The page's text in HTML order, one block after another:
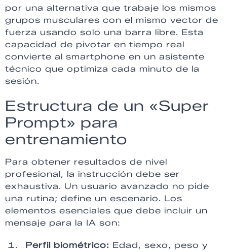
por una alternativa que trabaje los mismos
grupos musculares con el mismo vector de
fuerza usando solo una barra libre. Esta
capacidad de pivotar en tiempo real
convierte al smartphone en un asistente
técnico que optimiza cada minuto de la
sesión.
Estructura de un «Super
Prompt» para
entrenamiento
Para obtener resultados de nivel
profesional, la instrucción debe ser
exhaustiva. Un usuario avanzado no pide
una rutina; define un escenario. Los
elementos esenciales que debe incluir un
mensaje para la IA son:
Perfil biométrico: Edad, sexo, peso y